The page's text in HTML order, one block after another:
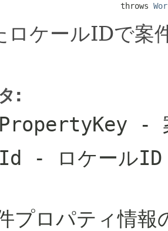
throws
ロケールIDで案
:
-
- ロケールID
ロパティ情報